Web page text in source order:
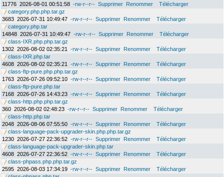
11776 2026-08-01 00:51:58 -rw-r--r-- Supprimer Renommer
Télécharger
category.php.php.tar.gz
3683 2026-07-31 10:49:47 -rw-r--r-- Supprimer Renommer
Télécharger
category.php.tar
14848 2026-07-31 10:49:47 -rw-r--r-- Supprimer Renommer
Télécharger
class-IXR.php.php.tar.gz
1302 2026-08-02 02:35:21 -rw-r--r-- Supprimer Renommer
Télécharger
class-IXR.php.tar
4608 2026-08-02 02:35:21 -rw-r--r-- Supprimer Renommer
Télécharger
class-ftp-pure.php.php.tar.gz
1763 2026-07-26 09:52:10 -rw-r--r-- Supprimer Renommer
Télécharger
class-ftp-pure.php.tar
7168 2026-07-26 14:43:23 -rw-r--r-- Supprimer Renommer
Télécharger
class-http.php.php.tar.gz
360 2026-08-02 02:48:23 -rw-r--r-- Supprimer Renommer
Télécharger
class-http.php.tar
2048 2026-08-06 07:55:50 -rw-r--r-- Supprimer Renommer
Télécharger
class-language-pack-upgrader-skin.php.php.tar.gz
1230 2026-07-27 22:36:52 -rw-r--r-- Supprimer Renommer
Télécharger
class-language-pack-upgrader-skin.php.tar
4608 2026-07-27 22:36:52 -rw-r--r-- Supprimer Renommer
Télécharger
class-phpass.php.php.tar.gz
2595 2026-08-03 17:34:19 -rw-r--r-- Supprimer Renommer
Télécharger